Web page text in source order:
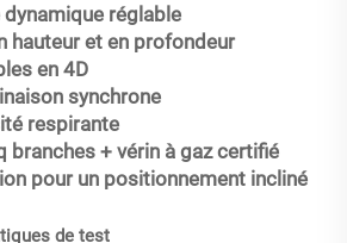
réglable
hauteur et en profondeur
en 4D
synchrone
respirante
branches + vérin à gaz certifié
pour un positionnement incliné
de test